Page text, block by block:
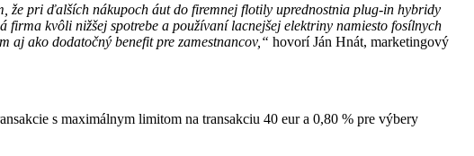
že pri ďalších nákupoch áut do firemnej flotily uprednostnia plug-in hybridy
kvôli nižšej spotrebe a používaní lacnejšej elektriny namiesto fosílnych
aj ako dodatočný benefit pre zamestnancov,“ hovorí Ján Hnát, marketingový
s maximálnym limitom na transakciu 40 eur a 0,80 % pre výbery